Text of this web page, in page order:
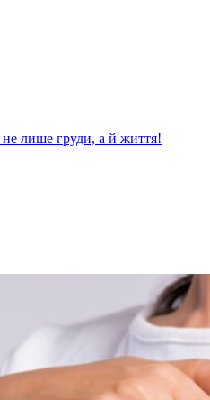
не лише груди, а й життя!